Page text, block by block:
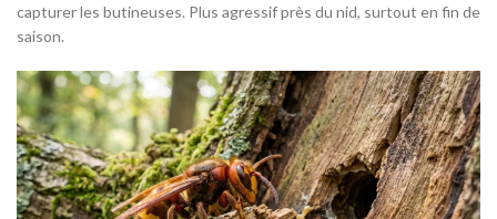
capturer les butineuses. Plus agressif près du nid, surtout en fin de
saison.